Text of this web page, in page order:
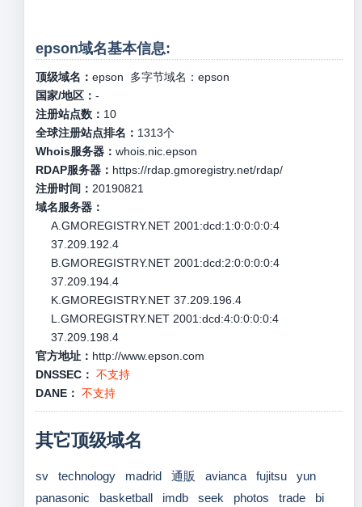
epson域名基本信息:
顶级域名： epson 多字节域名： epson
国家/地区： -
注册站点数： 10
全球注册站点排名： 1313个
Whois服务器： whois.nic.epson
RDAP服务器： https://rdap.gmoregistry.net/rdap/
注册时间： 20190821
域名服务器：
A.GMOREGISTRY.NET 2001:dcd:1:0:0:0:0:4
37.209.192.4
B.GMOREGISTRY.NET 2001:dcd:2:0:0:0:0:4
37.209.194.4
K.GMOREGISTRY.NET 37.209.196.4
L.GMOREGISTRY.NET 2001:dcd:4:0:0:0:0:4
37.209.198.4
官方地址： http://www.epson.com
DNSSEC： 不支持
DANE： 不支持
其它顶级域名
sv technology madrid 通販 avianca fujitsu
yun
panasonic
basketball imdb seek photos trade
bi